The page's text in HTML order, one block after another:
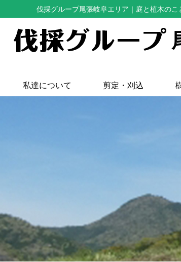
伐採グループ尾張岐阜エリア ｜庭と植木の
私達について 剪定・刈込